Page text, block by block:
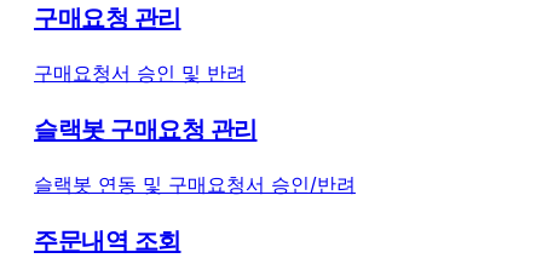
구매요청 관리
구매요청서 승인 및 반려
슬랙봇 구매요청 관리
슬랙봇 연동 및 구매요청서 승인/반려
주문내역 조회